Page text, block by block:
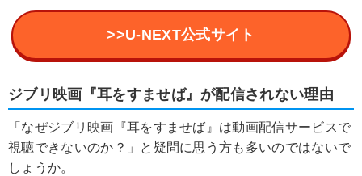
>>U-NEXT公式サイト
ジブリ映画『耳をすませば』が配信されない理由
「なぜジブリ映画『耳をすませば』は動画配信サービスで
視聴できないのか？」と疑問に思う方も多いのではないで
しょうか。